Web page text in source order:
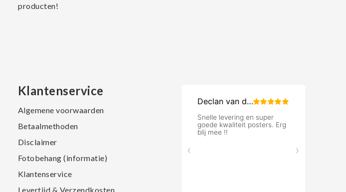
producten!
Klantenservice
Algemene voorwaarden
Betaalmethoden
Disclaimer
Fotobehang (informatie)
Klantenservice
Levertijd & Verzendkosten